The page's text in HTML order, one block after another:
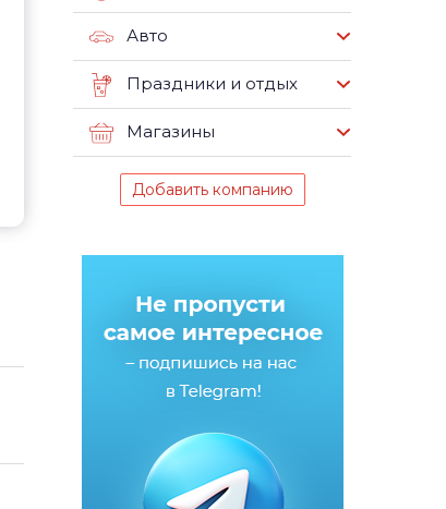
Авто
Праздники и отдых
Магазины
Добавить компанию